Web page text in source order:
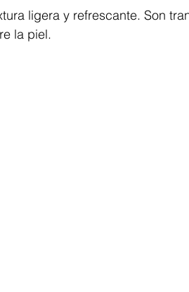
ligera y refrescante. Son
la piel.